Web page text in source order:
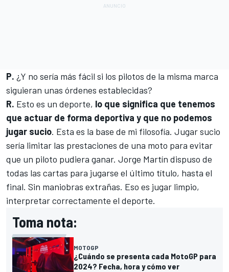
P. ¿Y no sería más fácil si los pilotos de la misma marca
siguieran unas órdenes establecidas?
R. Esto es un deporte, lo que significa que tenemos
que actuar de forma deportiva y que no podemos
jugar sucio. Esta es la base de mi filosofía. Jugar sucio
sería limitar las prestaciones de una moto para evitar
que un piloto pudiera ganar. Jorge Martín dispuso de
todas las cartas para jugarse el último título, hasta el
final. Sin maniobras extrañas. Eso es jugar limpio,
interpretar correctamente el deporte.
Toma nota:
MOTOGP
¿Cuándo se presenta cada MotoGP para
2024? Fecha, hora y cómo ver